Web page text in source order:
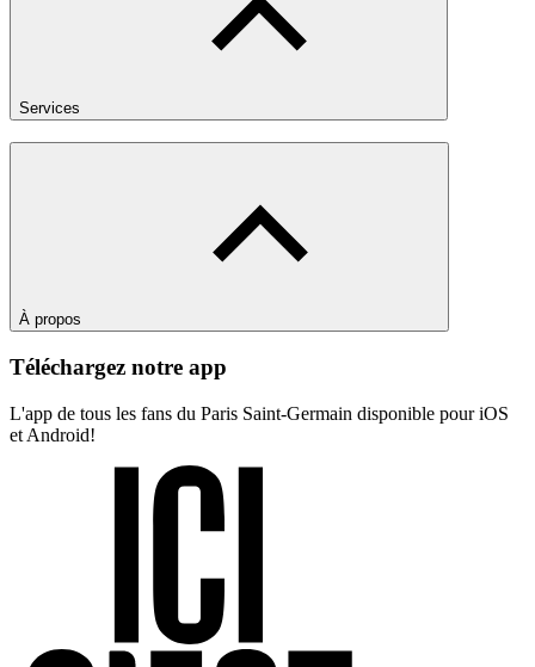
Services
À propos
Téléchargez notre app
L'app de tous les fans du Paris Saint-Germain disponible pour iOS
et Android!